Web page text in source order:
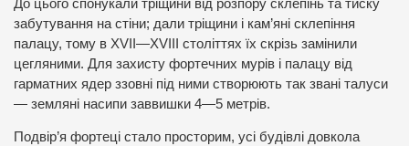
До цього спонукали тріщини від розпору склепінь та тиску
забутування на стіни; дали тріщини і кам’яні склепіння
палацу, тому в XVII—XVIII століттях їх скрізь замінили
цегляними. Для захисту фортечних мурів і палацу від
гарматних ядер ззовні під ними створюють так звані талуси
— земляні насипи заввишки 4—5 метрів.
Подвір’я фортеці стало просторим, усі будівлі довкола